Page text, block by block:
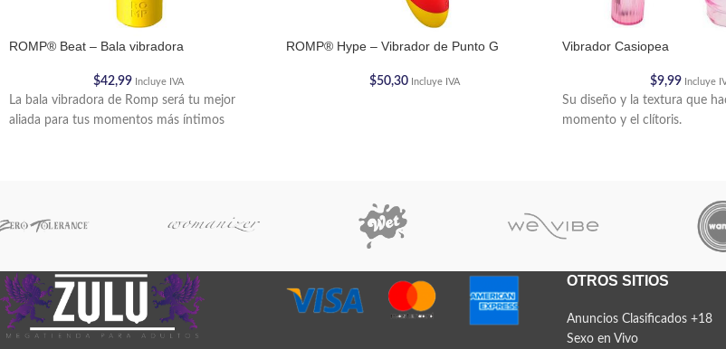
ROMP® Beat – Bala vibradora
$42,99 Incluye IVA
La bala vibradora de Romp será tu mejor
aliada para tus momentos más íntimos
ROMP® Hype – Vibrador de Punto G
$50,30 Incluye IVA
Vibrador Casiopea
$9,99 Incluye
Su diseño y la textura que
momento y el clítoris.
OTROS SITIOS
Anuncios Clasificados +18
Sexo en Vivo